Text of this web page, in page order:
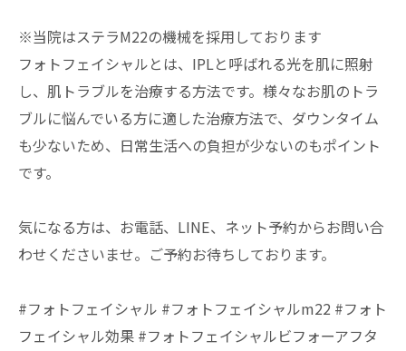
※当院はステラM22の機械を採用しております
フォトフェイシャルとは、IPLと呼ばれる光を肌に照射
し、肌トラブルを治療する方法です。様々なお肌のトラ
ブルに悩んでいる方に適した治療方法で、ダウンタイム
も少ないため、日常生活への負担が少ないのもポイント
です。
気になる方は、お電話、LINE、ネット予約からお問い合
わせくださいませ。ご予約お待ちしております。
#フォトフェイシャル #フォトフェイシャルm22 #フォト
フェイシャル効果 #フォトフェイシャルビフォーアフタ